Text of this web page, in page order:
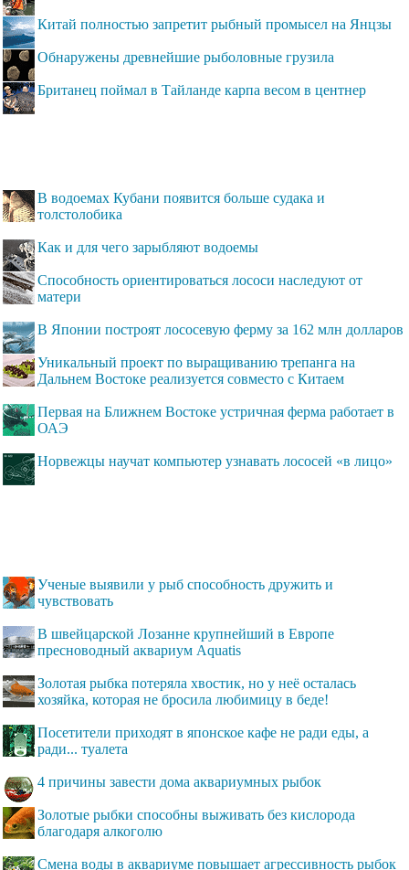
Китай полностью запретит рыбный промысел на Янцзы
Обнаружены древнейшие рыболовные грузила
Британец поймал в Тайланде карпа весом в центнер
В водоемах Кубани появится больше судака и
толстолобика
Как и для чего зарыбляют водоемы
Способность ориентироваться лососи наследуют от
матери
В Японии построят лососевую ферму за 162 млн долларов
Уникальный проект по выращиванию трепанга на
Дальнем Востоке реализуется совместо с Китаем
Первая на Ближнем Востоке устричная ферма работает в
ОАЭ
Норвежцы научат компьютер узнавать лососей «в лицо»
Ученые выявили у рыб способность дружить и
чувствовать
В швейцарской Лозанне крупнейший в Европе
пресноводный аквариум Aquatis
Золотая рыбка потеряла хвостик, но у неё осталась
хозяйка, которая не бросила любимицу в беде!
Посетители приходят в японское кафе не ради еды, а
ради... туалета
4 причины завести дома аквариумных рыбок
Золотые рыбки способны выживать без кислорода
благодаря алкоголю
Смена воды в аквариуме повышает агрессивность рыбок